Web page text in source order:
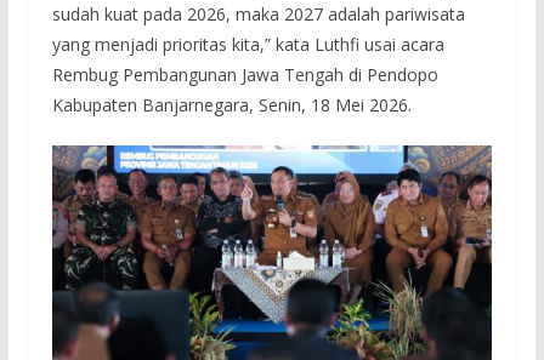
sudah kuat pada 2026, maka 2027 adalah pariwisata
yang menjadi prioritas kita,” kata Luthfi usai acara
Rembug Pembangunan Jawa Tengah di Pendopo
Kabupaten Banjarnegara, Senin, 18 Mei 2026.